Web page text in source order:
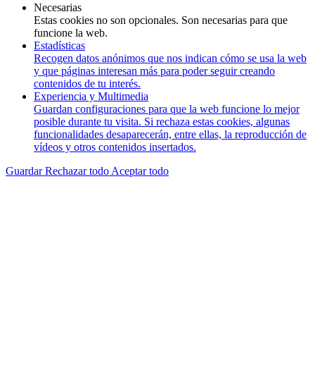
Necesarias
Estas cookies no son opcionales. Son necesarias para que
funcione la web.
Estadísticas
Recogen datos anónimos que nos indican cómo se usa la web
y que páginas interesan más para poder seguir creando
contenidos de tu interés.
Experiencia y Multimedia
Guardan configuraciones para que la web funcione lo mejor
posible durante tu visita. Si rechaza estas cookies, algunas
funcionalidades desaparecerán, entre ellas, la reproducción de
vídeos y otros contenidos insertados.
GuardarRechazar todo Aceptar todo